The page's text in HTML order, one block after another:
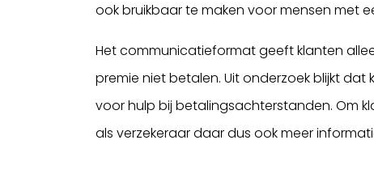
ook bruikbaar te maken voor mensen met
Het communicatieformat geeft klanten
premie niet betalen. Uit onderzoek blijkt
voor hulp bij betalingsachterstanden. Om
als verzekeraar daar dus ook meer